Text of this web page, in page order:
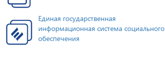
Единая государственная
информационная система социального
обеспечения